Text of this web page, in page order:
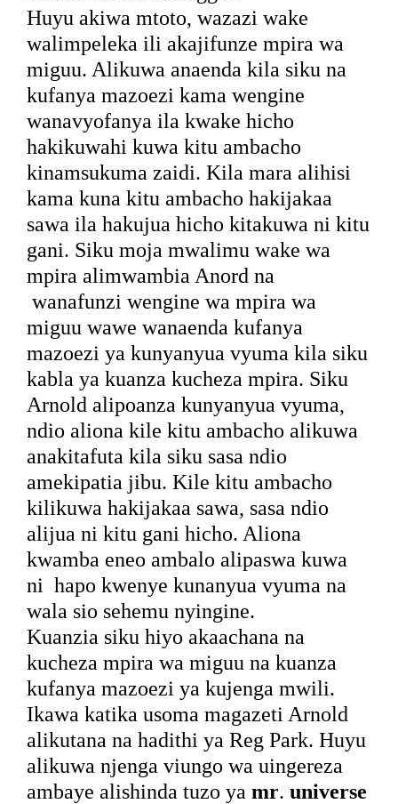
Huyu akiwa mtoto, wazazi wake
walimpeleka ili akajifunze mpira wa
miguu. Alikuwa anaenda kila siku na
kufanya mazoezi kama wengine
wanavyofanya ila kwake hicho
hakikuwahi kuwa kitu ambacho
kinamsukuma zaidi. Kila mara alihisi
kama kuna kitu ambacho hakijakaa
sawa ila hakujua hicho kitakuwa ni kitu
gani. Siku moja mwalimu wake wa
mpira alimwambia Anord na
wanafunzi wengine wa mpira wa
miguu wawe wanaenda kufanya
mazoezi ya kunyanyua vyuma kila siku
kabla ya kuanza kucheza mpira. Siku
Arnold alipoanza kunyanyua vyuma,
ndio aliona kile kitu ambacho alikuwa
anakitafuta kila siku sasa ndio
amekipatia jibu. Kile kitu ambacho
kilikuwa hakijakaa sawa, sasa ndio
alijua ni kitu gani hicho. Aliona
kwamba eneo ambalo alipaswa kuwa
ni hapo kwenye kunanyua vyuma na
wala sio sehemu nyingine.
Kuanzia siku hiyo akaachana na
kucheza mpira wa miguu na kuanza
kufanya mazoezi ya kujenga mwili.
Ikawa katika usoma magazeti Arnold
alikutana na hadithi ya Reg Park. Huyu
alikuwa njenga viungo wa uingereza
ambaye alishinda tuzo yamr.universe